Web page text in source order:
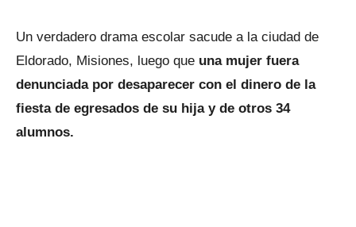
Un verdadero drama escolar sacude a la ciudad de
Eldorado, Misiones, luego que una mujer fuera
denunciada por desaparecer con el dinero de la
fiesta de egresados de su hija y de otros 34
alumnos.